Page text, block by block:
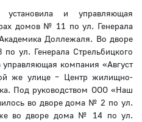
и управляющая
домов № 11 по ул. Генерала
Доллежаля. Во дворе
ул. Генерала Стрельбицкого
управляющая компания «Август
же улице – Центр жилищно-
Под руководством ООО «Наш
во дворе дома № 2 по ул.
во дворе дома № 14 по ул.